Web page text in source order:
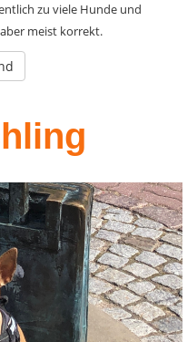
zu viele Hunde und
meist korrekt.